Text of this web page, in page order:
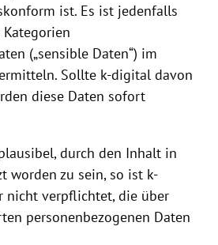
ist. Es ist jedenfalls
(„sensible Daten“) im
Sollte k-digital davon
diese Daten sofort
durch den Inhalt in
worden zu sein, so ist k-
nicht verpflichtet, die über
personenbezogenen Daten